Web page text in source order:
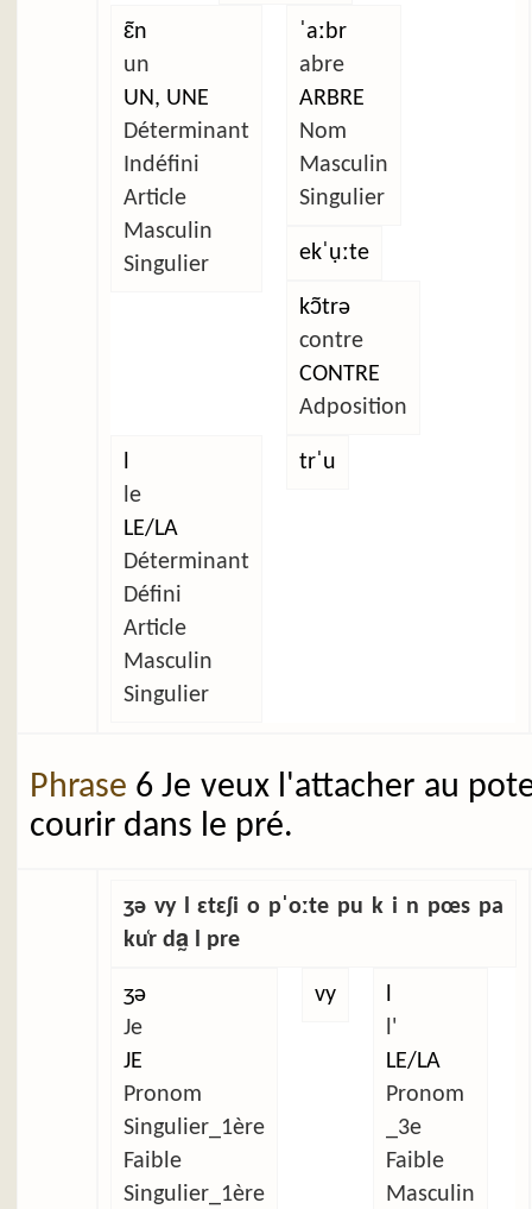
ɛ̃n
un
UN, UNE
Déterminant
Indéfini
Article
Masculin
Singulier
ˈaːbr
abre
ARBRE
Nom
Masculin
Singulier
ekˈụːte
kɔ̃trə
contre
CONTRE
Adposition
le
LE/LA
Déterminant
Défini
Article
Masculin
Singulier
trˈu
Phrase 6 Je veux l'attacher au
courir dans le pré.
ʒə vy l ɛtɛʃi o pˈoːte pu k i n pœs pa
ku̜r da̰ l pre
ʒə
Je
JE
Pronom
Singulier_1ère
Faible
Singulier_1ère
vy
l'
LE/LA
Pronom
_3e
Faible
Masculin